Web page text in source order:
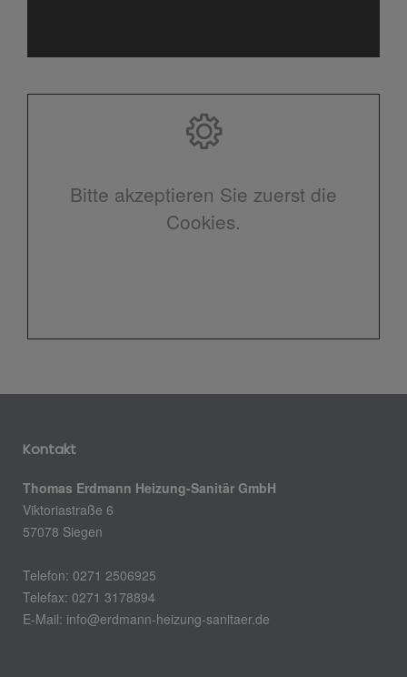
Bitte akzeptieren Sie zuerst die
Cookies.
Kontakt
Thomas Erdmann Heizung-Sanitär GmbH
Viktoriastraße 6
57078 Siegen
Telefon: 0271 2506925
Telefax: 0271 3178894
E-Mail: info@erdmann-heizung-sanitaer.de